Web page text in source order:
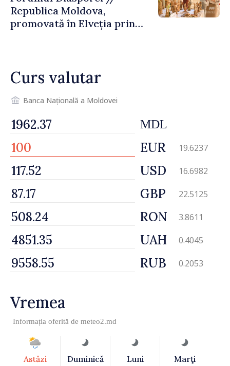
Republica Moldova,
promovată în Elveția prin
Curs valutar
Banca Națională a Moldovei
MDL
EUR 19.6237
USD 16.6982
GBP 22.5125
RON 3.8611
UAH 0.4045
RUB 0.2053
Vremea
Informația oferită de meteo2.md
Astăzi Duminică Luni Marţi